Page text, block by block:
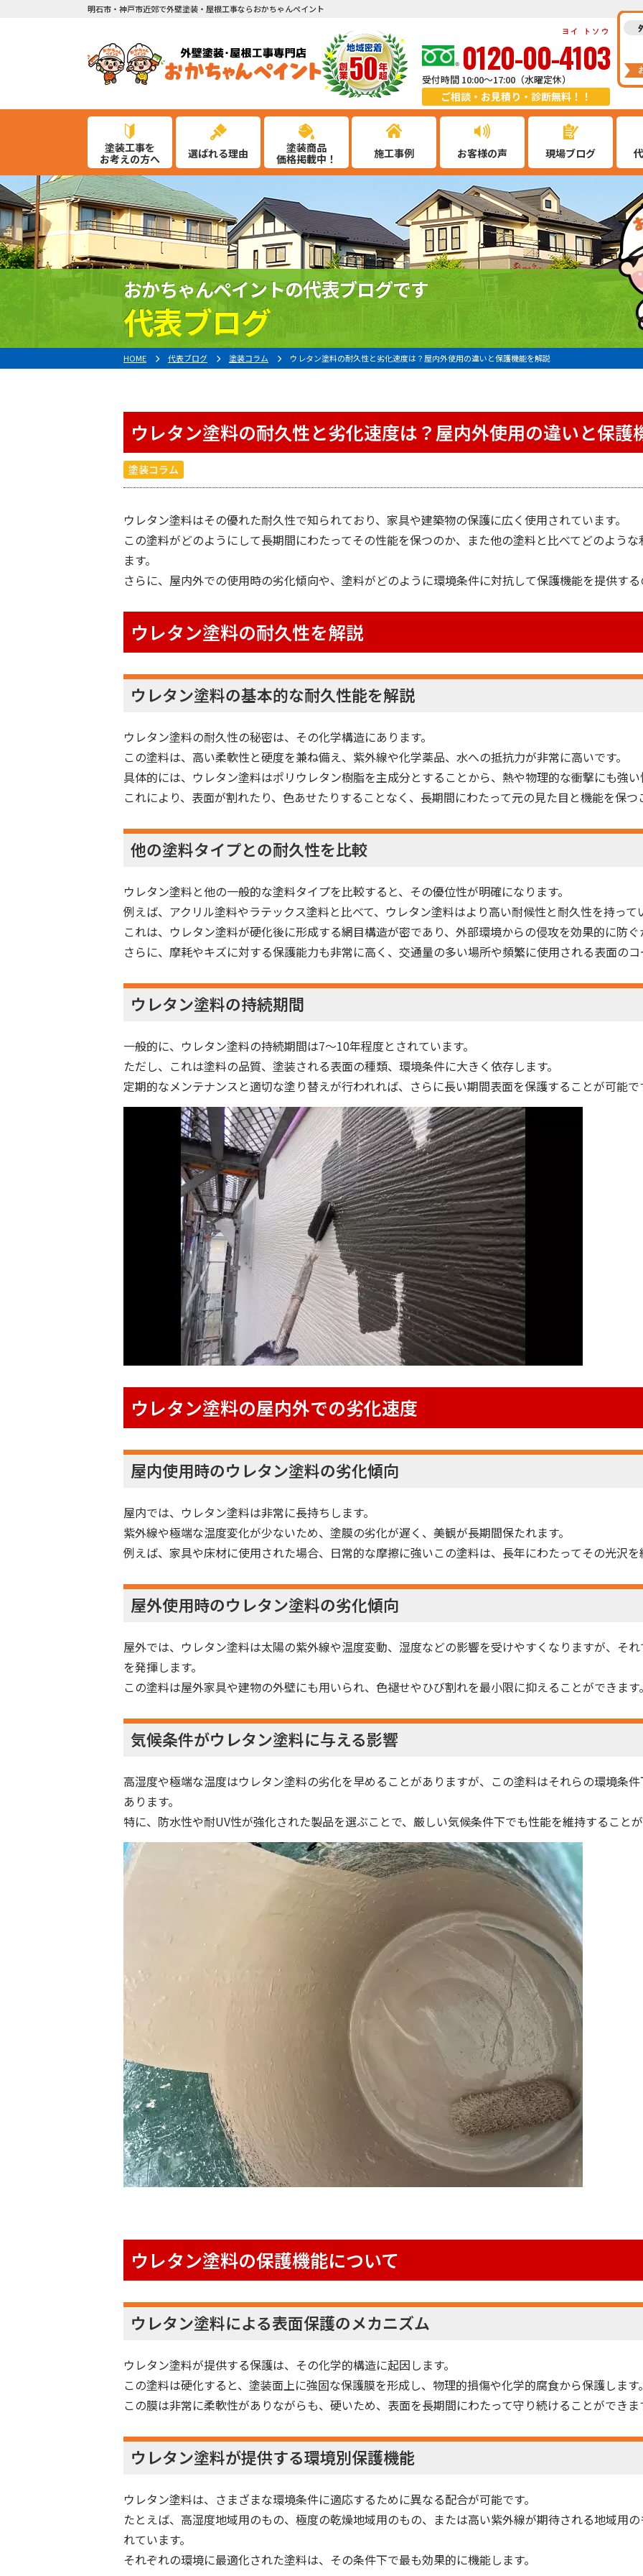
明石市・神戸市近郊で外壁塗装・屋根工事ならおかちゃんペイント
0120-00-4103
ヨイ トソウ
受付時間 10:00～17:00（水曜定休）
ご相談・お見積り・診断無料！！
塗装工事を
お考えの方へ
選ばれる理由
塗装商品
価格掲載中！
施工事例 お客様の声 現場ブログ
おかちゃんペイントの代表ブログです
代表ブログ
HOME 代表ブログ 塗装コラム ウレタン塗料の耐久性と劣化速度は？屋内外使用の違いと保護機能を解説
ウレタン塗料の耐久性と劣化速度は？屋内外使用の違いと保護
塗装コラム
ウレタン塗料はその優れた耐久性で知られており、家具や建築物の保護に広く使用されています。
この塗料がどのようにして長期間にわたってその性能を保つのか、また他の塗料と比べてどのよう
ます。
さらに、屋内外での使用時の劣化傾向や、塗料がどのように環境条件に対抗して保護機能を提供す
ウレタン塗料の耐久性を解説
ウレタン塗料の基本的な耐久性能を解説
ウレタン塗料の耐久性の秘密は、その化学構造にあります。
この塗料は、高い柔軟性と硬度を兼ね備え、紫外線や化学薬品、水への抵抗力が非常に高いです。
具体的には、ウレタン塗料はポリウレタン樹脂を主成分とすることから、熱や物理的な衝撃にも強
これにより、表面が割れたり、色あせたりすることなく、長期間にわたって元の見た目と機能を保つ
他の塗料タイプとの耐久性を比較
ウレタン塗料と他の一般的な塗料タイプを比較すると、その優位性が明確になります。
例えば、アクリル塗料やラテックス塗料と比べて、ウレタン塗料はより高い耐候性と耐久性を持って
これは、ウレタン塗料が硬化後に形成する網目構造が密であり、外部環境からの侵攻を効果的に防ぐ
さらに、摩耗やキズに対する保護能力も非常に高く、交通量の多い場所や頻繁に使用される表面の
ウレタン塗料の持続期間
一般的に、ウレタン塗料の持続期間は7〜10年程度とされています。
ただし、これは塗料の品質、塗装される表面の種類、環境条件に大きく依存します。
定期的なメンテナンスと適切な塗り替えが行われれば、さらに長い期間表面を保護することが可能で
ウレタン塗料の屋内外での劣化速度
屋内使用時のウレタン塗料の劣化傾向
屋内では、ウレタン塗料は非常に長持ちします。
紫外線や極端な温度変化が少ないため、塗膜の劣化が遅く、美観が長期間保たれます。
例えば、家具や床材に使用された場合、日常的な摩擦に強いこの塗料は、長年にわたってその光沢
屋外使用時のウレタン塗料の劣化傾向
屋外では、ウレタン塗料は太陽の紫外線や温度変動、湿度などの影響を受けやすくなりますが、そ
を発揮します。
この塗料は屋外家具や建物の外壁にも用いられ、色褪せやひび割れを最小限に抑えることができます
気候条件がウレタン塗料に与える影響
高湿度や極端な温度はウレタン塗料の劣化を早めることがありますが、この塗料はそれらの環境条
あります。
特に、防水性や耐UV性が強化された製品を選ぶことで、厳しい気候条件下でも性能を維持すること
ウレタン塗料の保護機能について
ウレタン塗料による表面保護のメカニズム
ウレタン塗料が提供する保護は、その化学的構造に起因します。
この塗料は硬化すると、塗装面上に強固な保護膜を形成し、物理的損傷や化学的腐食から保護します
この膜は非常に柔軟性がありながらも、硬いため、表面を長期間にわたって守り続けることができま
ウレタン塗料が提供する環境別保護機能
ウレタン塗料は、さまざまな環境条件に適応するために異なる配合が可能です。
たとえば、高湿度地域用のもの、極度の乾燥地域用のもの、または高い紫外線が期待される地域用
れています。
それぞれの環境に最適化された塗料は、その条件下で最も効果的に機能します。